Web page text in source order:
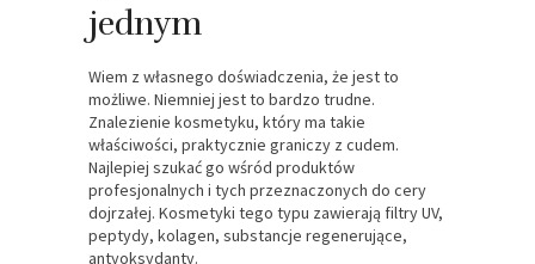
jednym
Wiem z własnego doświadczenia, że jest to
możliwe. Niemniej jest to bardzo trudne.
Znalezienie kosmetyku, który ma takie
właściwości, praktycznie graniczy z cudem.
Najlepiej szukać go wśród produktów
profesjonalnych i tych przeznaczonych do cery
dojrzałej. Kosmetyki tego typu zawierają filtry UV,
peptydy, kolagen, substancje regenerujące,
antyoksydanty.